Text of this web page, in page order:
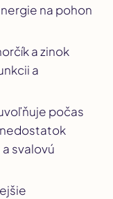
na pohon
a zinok
a
počas
svalovú